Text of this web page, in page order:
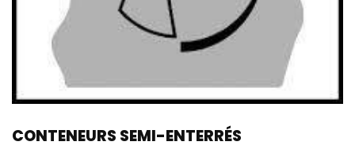
CONTENEURS SEMI-ENTERRÉS